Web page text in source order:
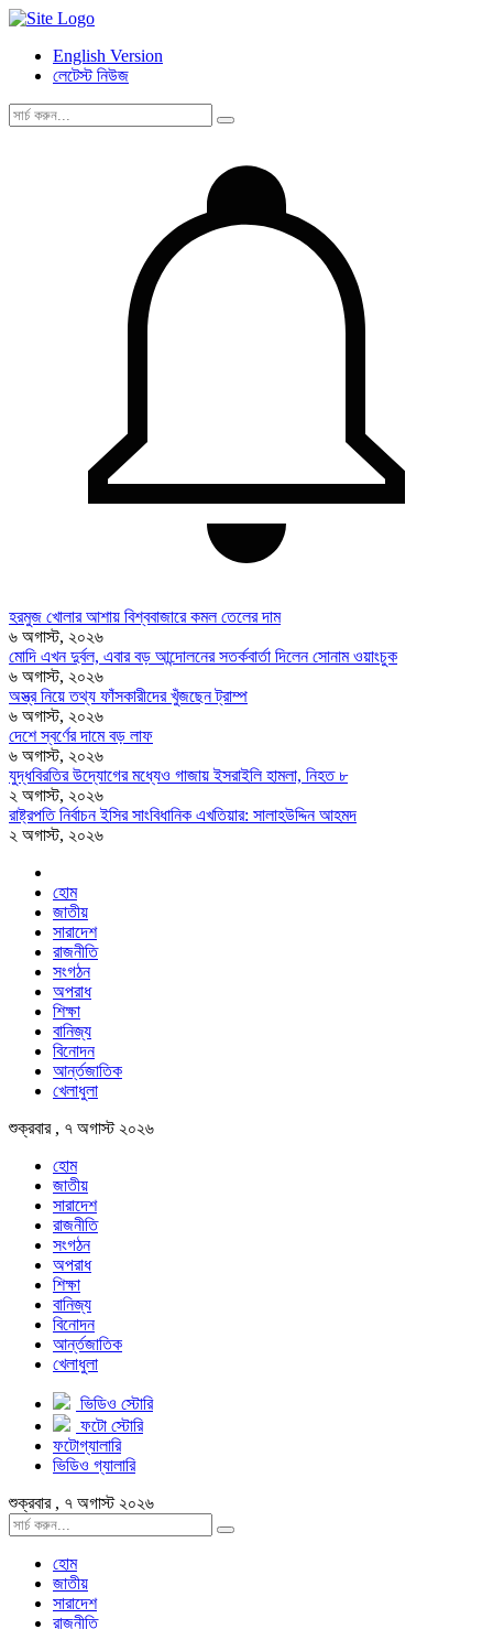
English Version
লেটেস্ট নিউজ
হরমুজ খোলার আশায় বিশ্ববাজারে কমল তেলের দাম
৬ অগাস্ট, ২০২৬
মোদি এখন দুর্বল, এবার বড় আন্দোলনের সতর্কবার্তা দিলেন সোনাম ওয়াংচুক
৬ অগাস্ট, ২০২৬
অস্ত্র নিয়ে তথ্য ফাঁসকারীদের খুঁজছেন ট্রাম্প
৬ অগাস্ট, ২০২৬
দেশে স্বর্ণের দামে বড় লাফ
৬ অগাস্ট, ২০২৬
যুদ্ধবিরতির উদ্যোগের মধ্যেও গাজায় ইসরাইলি হামলা, নিহত ৮
২ অগাস্ট, ২০২৬
রাষ্ট্রপতি নির্বাচন ইসির সাংবিধানিক এখতিয়ার: সালাহউদ্দিন আহমদ
২ অগাস্ট, ২০২৬
হোম
জাতীয়
সারাদেশ
রাজনীতি
সংগঠন
অপরাধ
শিক্ষা
বানিজ্য
বিনোদন
আর্ন্তজাতিক
খেলাধুলা
শুক্রবার , ৭ অগাস্ট ২০২৬
হোম
জাতীয়
সারাদেশ
রাজনীতি
সংগঠন
অপরাধ
শিক্ষা
বানিজ্য
বিনোদন
আর্ন্তজাতিক
খেলাধুলা
ভিডিও স্টোরি
ফটো স্টোরি
ফটোগ্যালারি
ভিডিও গ্যালারি
শুক্রবার , ৭ অগাস্ট ২০২৬
হোম
জাতীয়
সারাদেশ
রাজনীতি